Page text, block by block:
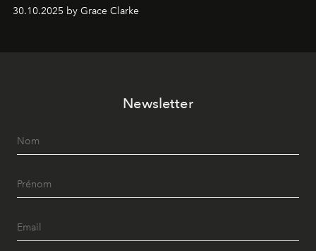
30.10.2025 by Grace Clarke
Newsletter